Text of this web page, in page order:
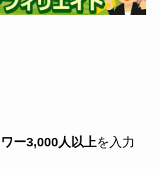
ー3,000人以上を入力